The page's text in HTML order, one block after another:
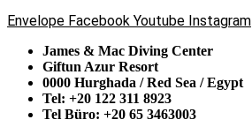
Envelope Facebook Youtube Instagram
James & Mac Diving Center
Giftun Azur Resort
0000 Hurghada / Red Sea / Egypt
Tel: +20 122 311 8923
Tel Büro: +20 65 3463003